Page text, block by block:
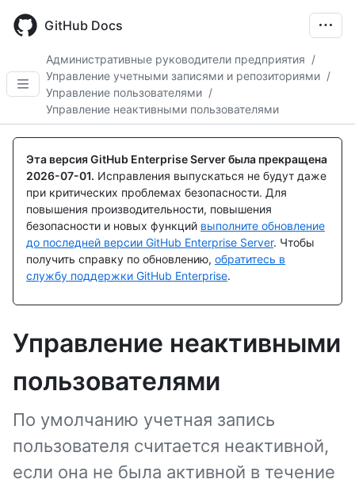
main
GitHub Docs
Административные руководители предприятия /
Управление учетными записями и репозиториями /
Управление пользователями /
Управление неактивными пользователями
Эта версия GitHub Enterprise Server была прекращена
2026-07-01. Исправления выпускаться не будут даже
при критических проблемах безопасности. Для
повышения производительности, повышения
безопасности и новых функций выполните обновление
до последней версии GitHub Enterprise Server. Чтобы
получить справку по обновлению, обратитесь в
службу поддержки GitHub Enterprise.
Управление неактивными
пользователями
По умолчанию учетная запись
пользователя считается неактивной,
если она не была активной в течение